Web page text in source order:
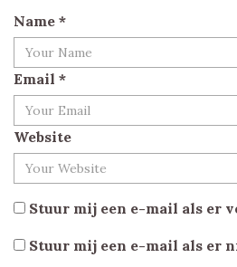
Name *
Email *
Website
Stuur mij een e-mail als er
Stuur mij een e-mail als er